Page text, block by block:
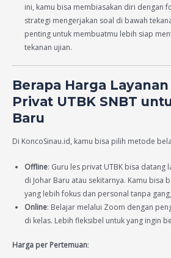
ini, kamu bisa membiasakan diri dengan
strategi mengerjakan soal di bawah
penting untuk membuatmu lebih siap
tekanan ujian.
Berapa Harga
Privat UTBK SNBT
Baru
Di KoncoSinau.id, kamu bisa pilih metode
Offline: Guru les privat UTBK bisa datang
di Johar Baru atau sekitarnya. Kamu bisa
yang lebih fokus dan personal tanpa
Online: Belajar melalui Zoom dengan
di kelas. Lebih fleksibel untuk yang ingin
Harga per Pertemuan: